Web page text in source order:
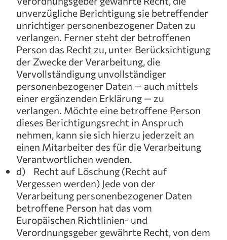
unverzügliche Berichtigung sie betreffender
unrichtiger personenbezogener Daten zu
verlangen. Ferner steht der betroffenen
Person das Recht zu, unter Berücksichtigung
der Zwecke der Verarbeitung, die
Vervollständigung unvollständiger
personenbezogener Daten — auch mittels
einer ergänzenden Erklärung — zu
verlangen. Möchte eine betroffene Person
dieses Berichtigungsrecht in Anspruch
nehmen, kann sie sich hierzu jederzeit an
einen Mitarbeiter des für die Verarbeitung
Verantwortlichen wenden.
d) Recht auf Löschung (Recht auf
Vergessen werden) Jede von der
Verarbeitung personenbezogener Daten
betroffene Person hat das vom
Europäischen Richtlinien- und
Verordnungsgeber gewährte Recht, von dem